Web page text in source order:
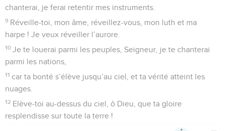
chanterai, je ferai retentir mes instruments.
9 Réveille-toi, mon âme, réveillez-vous, mon luth et ma
harpe ! Je veux réveiller l’aurore.
10 Je te louerai parmi les peuples, Seigneur, je te chanterai
parmi les nations,
11 car ta bonté s’élève jusqu’au ciel, et ta vérité atteint les
nuages.
12 Elève-toi au-dessus du ciel, ô Dieu, que ta gloire
resplendisse sur toute la terre !